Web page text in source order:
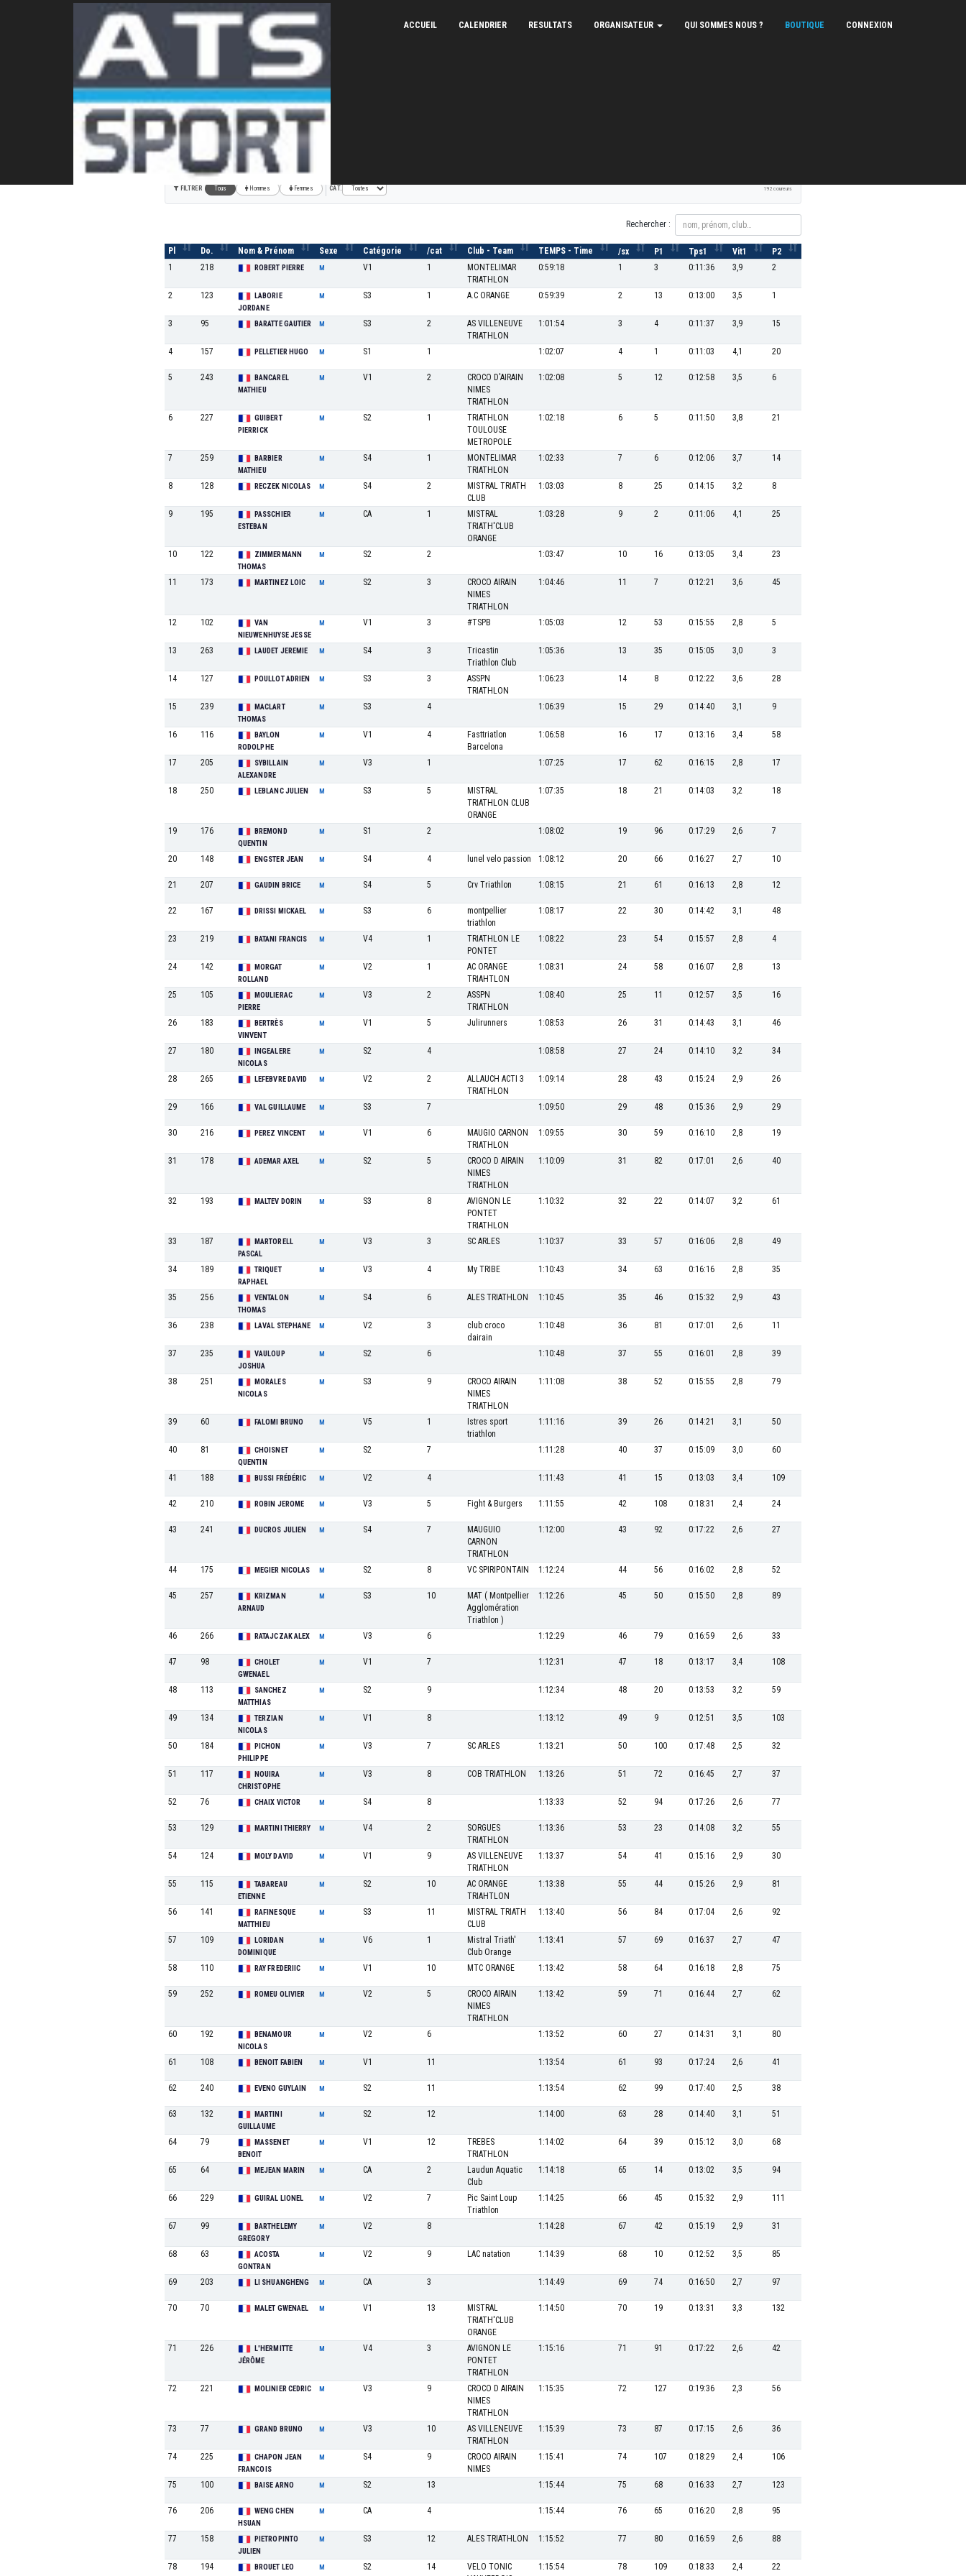
ACCUEIL CALENDRIER RESULTATS ORGANISATEUR QUI SOMMES NOUS ? BOUTIQUE CONNEXION
29ème Triathlon de Codolet distance S
INDIVIDUEL HOMME
FILTRER Tous Hommes Femmes CAT. 192 coureurs
Rechercher :
Pl Do. Nom & Prénom Sexe Catégorie /cat Club - Team TEMPS - Time /sx P1 Tps1 Vit1 P2
1
218 ROBERT PIERRE M V1 1
MONTELIMAR
TRIATHLON
0:59:18 1 3 0:11:36 3,9 2
2 123
LABORIE
JORDANE
M S3 1 A.C ORANGE 0:59:39 2 13 0:13:00 3,5 1
3 95 BARATTE GAUTIER M S3 2
AS VILLENEUVE
TRIATHLON
1:01:54 3 4 0:11:37 3,9 15
4 157 PELLETIER HUGO M S1 1 1:02:07 4 1 0:11:03 4,1 20
5 243
BANCAREL
MATHIEU
M V1 2
CROCO D'AIRAIN
NIMES
TRIATHLON
1:02:08 5 12 0:12:58 3,5 6
6 227
GUIBERT
PIERRICK
M S2 1
TRIATHLON
TOULOUSE
METROPOLE
1:02:18 6 5 0:11:50 3,8 21
7 259
BARBIER
MATHIEU
M S4 1
MONTELIMAR
TRIATHLON
1:02:33 7 6 0:12:06 3,7 14
8 128 RECZEK NICOLAS M S4 2
MISTRAL TRIATH
CLUB
1:03:03 8 25 0:14:15 3,2 8
9 195
PASSCHIER
ESTEBAN
M CA 1
MISTRAL
TRIATH'CLUB
ORANGE
1:03:28 9 2 0:11:06 4,1 25
10 122
ZIMMERMANN
THOMAS
M S2 2 1:03:47 10 16 0:13:05 3,4 23
11 173 MARTINEZ LOIC M S2 3
CROCO AIRAIN
NIMES
TRIATHLON
1:04:46 11 7 0:12:21 3,6 45
12 102
VAN
NIEUWENHUYSE JESSE
M V1 3 #TSPB 1:05:03 12 53 0:15:55 2,8 5
13 263 LAUDET JEREMIE M S4 3
Tricastin
Triathlon Club
1:05:36 13 35 0:15:05 3,0 3
14 127 POULLOT ADRIEN M S3 3
ASSPN
TRIATHLON
1:06:23 14 8 0:12:22 3,6 28
15 239
MACLART
THOMAS
M S3 4 1:06:39 15 29 0:14:40 3,1 9
16 116
BAYLON
RODOLPHE
M V1 4
Fasttriatlon
Barcelona
1:06:58 16 17 0:13:16 3,4 58
17 205
SYBILLAIN
ALEXANDRE
M V3 1 1:07:25 17 62 0:16:15 2,8 17
18 250 LEBLANC JULIEN M S3 5
MISTRAL
TRIATHLON CLUB
ORANGE
1:07:35 18 21 0:14:03 3,2 18
19 176
BREMOND
QUENTIN
M S1 2 1:08:02 19 96 0:17:29 2,6 7
20 148 ENGSTER JEAN M S4 4 lunel velo passion 1:08:12 20 66 0:16:27 2,7 10
21 207 GAUDIN BRICE M S4 5 Crv Triathlon 1:08:15 21 61 0:16:13 2,8 12
22 167 DRISSI MICKAEL M S3 6
montpellier
triathlon
1:08:17 22 30 0:14:42 3,1 48
23 219 BATANI FRANCIS M V4 1
TRIATHLON LE
PONTET
1:08:22 23 54 0:15:57 2,8 4
24 142
MORGAT
ROLLAND
M V2 1
AC ORANGE
TRIAHTLON
1:08:31 24 58 0:16:07 2,8 13
25 105
MOULIERAC
PIERRE
M V3 2
ASSPN
TRIATHLON
1:08:40 25 11 0:12:57 3,5 16
26 183
BERTRÈS
VINVENT
M V1 5 Julirunners 1:08:53 26 31 0:14:43 3,1 46
27 180
INGEALERE
NICOLAS
M S2 4 1:08:58 27 24 0:14:10 3,2 34
28 265 LEFEBVRE DAVID M V2 2
ALLAUCH ACTI 3
TRIATHLON
1:09:14 28 43 0:15:24 2,9 26
29 166 VAL GUILLAUME M S3 7 1:09:50 29 48 0:15:36 2,9 29
30 216 PEREZ VINCENT M V1 6
MAUGIO CARNON
TRIATHLON
1:09:55 30 59 0:16:10 2,8 19
31 178 ADEMAR AXEL M S2 5
CROCO D AIRAIN
NIMES
TRIATHLON
1:10:09 31 82 0:17:01 2,6 40
32 193 MALTEV DORIN M S3 8
AVIGNON LE
PONTET
TRIATHLON
1:10:32 32 22 0:14:07 3,2 61
33 187
MARTORELL
PASCAL
M V3 3 SC ARLES 1:10:37 33 57 0:16:06 2,8 49
34 189
TRIQUET
RAPHAEL
M V3 4 My TRIBE 1:10:43 34 63 0:16:16 2,8 35
35 256
VENTALON
THOMAS
M S4 6 ALES TRIATHLON 1:10:45 35 46 0:15:32 2,9 43
36 238 LAVAL STEPHANE M V2 3
club croco
dairain
1:10:48 36 81 0:17:01 2,6 11
37 235
VAULOUP
JOSHUA
M S2 6 1:10:48 37 55 0:16:01 2,8 39
38 251
MORALES
NICOLAS
M S3 9
CROCO AIRAIN
NIMES
TRIATHLON
1:11:08 38 52 0:15:55 2,8 79
39 60 FALOMI BRUNO M V5 1
Istres sport
triathlon
1:11:16 39 26 0:14:21 3,1 50
40 81
CHOISNET
QUENTIN
M S2 7 1:11:28 40 37 0:15:09 3,0 60
41 188 BUSSI FRÉDÉRIC M V2 4 1:11:43 41 15 0:13:03 3,4 109
42 210 ROBIN JEROME M V3 5 Fight & Burgers 1:11:55 42 108 0:18:31 2,4 24
43 241 DUCROS JULIEN M S4 7
MAUGUIO
CARNON
TRIATHLON
1:12:00 43 92 0:17:22 2,6 27
44 175 MEGIER NICOLAS M S2 8 VC SPIRIPONTAIN 1:12:24 44 56 0:16:02 2,8 52
45 257
KRIZMAN
ARNAUD
M S3 10
MAT ( Montpellier
Agglomération
Triathlon )
1:12:26 45 50 0:15:50 2,8 89
46 266 RATAJCZAK ALEX M V3 6 1:12:29 46 79 0:16:59 2,6 33
47 98
CHOLET
GWENAEL
M V1 7 1:12:31 47 18 0:13:17 3,4 108
48 113
SANCHEZ
MATTHIAS
M S2 9 1:12:34 48 20 0:13:53 3,2 59
49 134
TERZIAN
NICOLAS
M V1 8 1:13:12 49 9 0:12:51 3,5 103
50 184
PICHON
PHILIPPE
M V3 7 SC ARLES 1:13:21 50 100 0:17:48 2,5 32
51 117
NOUIRA
CHRISTOPHE
M V3 8 COB TRIATHLON 1:13:26 51 72 0:16:45 2,7 37
52 76 CHAIX VICTOR M S4 8 1:13:33 52 94 0:17:26 2,6 77
53 129 MARTINI THIERRY M V4 2
SORGUES
TRIATHLON
1:13:36 53 23 0:14:08 3,2 55
54 124 MOLY DAVID M V1 9
AS VILLENEUVE
TRIATHLON
1:13:37 54 41 0:15:16 2,9 30
55 115
TABAREAU
ETIENNE
M S2 10
AC ORANGE
TRIAHTLON
1:13:38 55 44 0:15:26 2,9 81
56 141
RAFINESQUE
MATTHIEU
M S3 11
MISTRAL TRIATH
CLUB
1:13:40 56 84 0:17:04 2,6 92
57 109
LORIDAN
DOMINIQUE
M V6 1
Mistral Triath'
Club Orange
1:13:41 57 69 0:16:37 2,7 47
58 110 RAY FREDERIIC M V1 10 MTC ORANGE 1:13:42 58 64 0:16:18 2,8 75
59 252 ROMEU OLIVIER M V2 5
CROCO AIRAIN
NIMES
TRIATHLON
1:13:42 59 71 0:16:44 2,7 62
60 192
BENAMOUR
NICOLAS
M V2 6 1:13:52 60 27 0:14:31 3,1 80
61 108 BENOIT FABIEN M V1 11 1:13:54 61 93 0:17:24 2,6 41
62 240 EVENO GUYLAIN M S2 11 1:13:54 62 99 0:17:40 2,5 38
63 132
MARTINI
GUILLAUME
M S2 12 1:14:00 63 28 0:14:40 3,1 51
64 79
MASSENET
BENOIT
M V1 12
TREBES
TRIATHLON
1:14:02 64 39 0:15:12 3,0 68
65 64 MEJEAN MARIN M CA 2
Laudun Aquatic
Club
1:14:18 65 14 0:13:02 3,5 94
66 229 GUIRAL LIONEL M V2 7
Pic Saint Loup
Triathlon
1:14:25 66 45 0:15:32 2,9 111
67 99
BARTHELEMY
GREGORY
M V2 8 1:14:28 67 42 0:15:19 2,9 31
68 63
ACOSTA
GONTRAN
M V2 9 LAC natation 1:14:39 68 10 0:12:52 3,5 85
69 203 LI SHUANGHENG M CA 3 1:14:49 69 74 0:16:50 2,7 97
70 70 MALET GWENAEL M V1 13
MISTRAL
TRIATH'CLUB
ORANGE
1:14:50 70 19 0:13:31 3,3 132
71 226
L'HERMITTE
JÉRÔME
M V4 3
AVIGNON LE
PONTET
TRIATHLON
1:15:16 71 91 0:17:22 2,6 42
72 221 MOLINIER CEDRIC M V3 9
CROCO D AIRAIN
NIMES
TRIATHLON
1:15:35 72 127 0:19:36 2,3 56
73 77 GRAND BRUNO M V3 10
AS VILLENEUVE
TRIATHLON
1:15:39 73 87 0:17:15 2,6 36
74 225
CHAPON JEAN
FRANCOIS
M S4 9
CROCO AIRAIN
NIMES
1:15:41 74 107 0:18:29 2,4 106
75 100 BAISE ARNO M S2 13 1:15:44 75 68 0:16:33 2,7 123
76 206
WENG CHEN
HSUAN
M CA 4 1:15:44 76 65 0:16:20 2,8 95
77 158
PIETROPINTO
JULIEN
M S3 12 ALES TRIATHLON 1:15:52 77 80 0:16:59 2,6 88
78 194 BROUET LEO M S2 14
VELO TONIC
1:15:54 78 109 0:18:33 2,4 22